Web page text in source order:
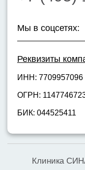
Мы в соцсетях:
Реквизиты
ИНН: 7709957096
ОГРН:
БИК: 044525411
Клиника